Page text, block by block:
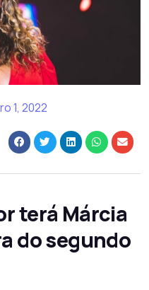
1, 2022
terá Márcia
do segundo